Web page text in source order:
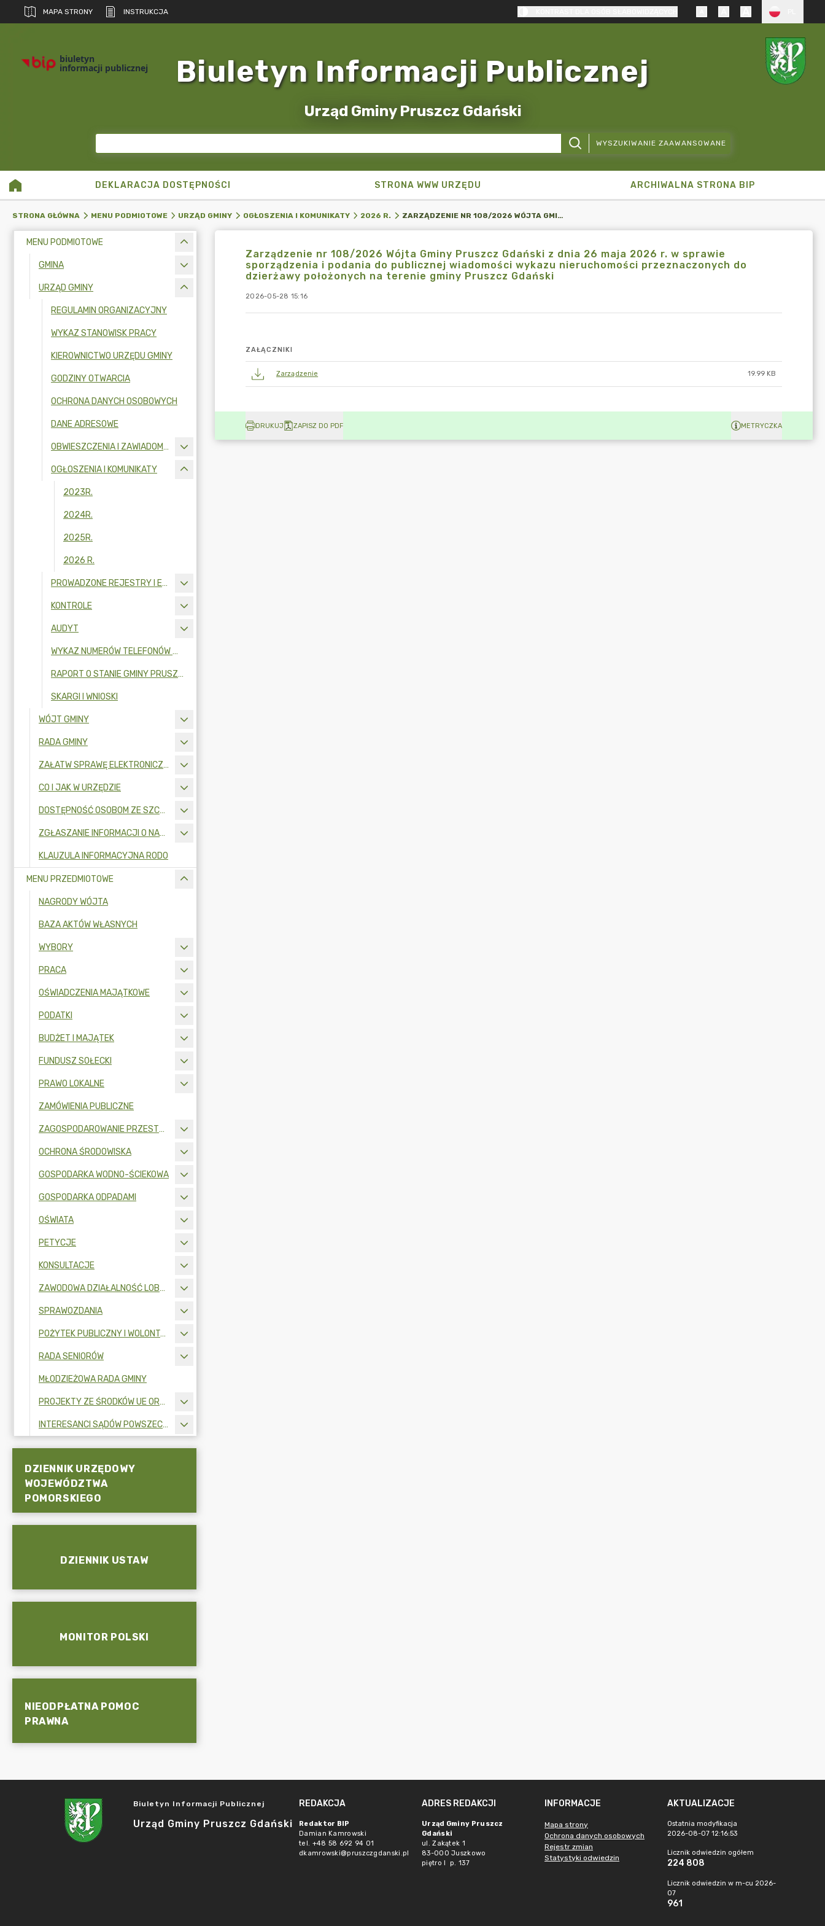
MAPA STRONY INSTRUKCJA
biuletyn
informacji publicznej Biuletyn Informacji Publicznej
Urząd Gminy Pruszcz Gdański
WYSZUKIWANIE ZAAWANSOWANE
DEKLARACJA DOSTĘPNOŚCI STRONA WWW URZĘDU ARCHIWALNA STRONA BIP
STRONA GŁÓWNA MENU PODMIOTOWE URZĄD GMINY OGŁOSZENIA I KOMUNIKATY 2026 R. ZARZĄDZENIE NR 108/2026 WÓJTA GMINY PRUSZCZ GDAŃSKI Z DNIA 26 MAJA 2026 R. W SPRAWIE SPORZĄDZENIA I PODANIA DO PUBLICZNEJ WIADOMOŚCI WYKAZU NIERUCHOMOŚCI PRZEZNACZONYCH DO DZIERŻAWY POŁOŻONYCH NA TERENIE GMINY PRUSZCZ GDAŃSKI
MENU PODMIOTOWE
GMINA
URZĄD GMINY
REGULAMIN ORGANIZACYJNY
WYKAZ STANOWISK PRACY
KIEROWNICTWO URZĘDU GMINY
GODZINY OTWARCIA
OCHRONA DANYCH OSOBOWYCH
DANE ADRESOWE
OBWIESZCZENIA I ZAWIADOMIENIA
OGŁOSZENIA I KOMUNIKATY
2023R.
2024R.
2025R.
2026 R.
PROWADZONE REJESTRY I EWIDENCJE
KONTROLE
AUDYT
WYKAZ NUMERÓW TELEFONÓW W URZĘDZIE GMINY
RAPORT O STANIE GMINY PRUSZCZ GDAŃSKI
SKARGI I WNIOSKI
WÓJT GMINY
RADA GMINY
ZAŁATW SPRAWĘ ELEKTRONICZNIE
CO I JAK W URZĘDZIE
DOSTĘPNOŚĆ OSOBOM ZE SZCZEGÓLNYMI POTRZEBAMI
ZGŁASZANIE INFORMACJI O NARUSZENIU PRAWA I OCHRONA SYGNALISTÓW
KLAUZULA INFORMACYJNA RODO
MENU PRZEDMIOTOWE
NAGRODY WÓJTA
BAZA AKTÓW WŁASNYCH
WYBORY
PRACA
OŚWIADCZENIA MAJĄTKOWE
PODATKI
BUDŻET I MAJĄTEK
FUNDUSZ SOŁECKI
PRAWO LOKALNE
ZAMÓWIENIA PUBLICZNE
ZAGOSPODAROWANIE PRZESTRZENNE
OCHRONA ŚRODOWISKA
GOSPODARKA WODNO-ŚCIEKOWA
GOSPODARKA ODPADAMI
OŚWIATA
PETYCJE
KONSULTACJE
ZAWODOWA DZIAŁALNOŚĆ LOBBINGOWA
SPRAWOZDANIA
POŻYTEK PUBLICZNY I WOLONTARIAT
RADA SENIORÓW
MŁODZIEŻOWA RADA GMINY
PROJEKTY ZE ŚRODKÓW UE ORAZ FUNDUSZY ZEWNĘTRZNYCH
INTERESANCI SĄDÓW POWSZECHNYCH
DZIENNIK URZĘDOWY
WOJEWÓDZTWA
POMORSKIEGO
DZIENNIK USTAW
MONITOR POLSKI
NIEODPŁATNA POMOC
PRAWNA
Zarządzenie nr 108/2026 Wójta Gminy Pruszcz Gdański z dnia 26 maja 2026 r. w sprawie
sporządzenia i podania do publicznej wiadomości wykazu nieruchomości przeznaczonych do
dzierżawy położonych na terenie gminy Pruszcz Gdański
2026-05-28 15:16
ZAŁĄCZNIKI
Zarządzenie 19.99 KB
DRUKUJ ZAPISZ DO PDF METRYCZKA
Biuletyn Informacji Publicznej
Urząd Gminy Pruszcz Gdański
REDAKCJA
Redaktor BIP
Damian Kamrowski
tel. +48 58 692 94 01
dkamrowski@pruszczgdanski.pl
ADRES REDAKCJI
Urząd Gminy Pruszcz
Gdański
ul. Zakątek 1
83-000 Juszkowo
piętro I p. 137
INFORMACJE
Mapa strony
Ochrona danych osobowych
Rejestr zmian
Statystyki odwiedzin
AKTUALIZACJE
Ostatnia modyfikacja
2026-08-07 12:16:53
Licznik odwiedzin ogółem
224 808
Licznik odwiedzin w m-cu 2026-
07
961